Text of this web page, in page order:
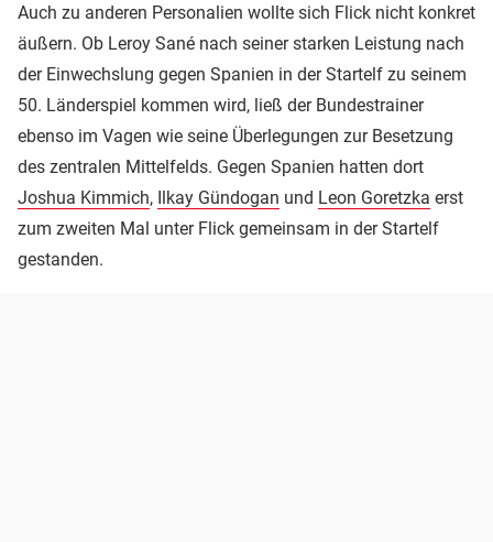
Auch zu anderen Personalien wollte sich Flick nicht konkret
äußern. Ob Leroy Sané nach seiner starken Leistung nach
der Einwechslung gegen Spanien in der Startelf zu seinem
50. Länderspiel kommen wird, ließ der Bundestrainer
ebenso im Vagen wie seine Überlegungen zur Besetzung
des zentralen Mittelfelds. Gegen Spanien hatten dort
Joshua Kimmich, Ilkay Gündogan und Leon Goretzka erst
zum zweiten Mal unter Flick gemeinsam in der Startelf
gestanden.